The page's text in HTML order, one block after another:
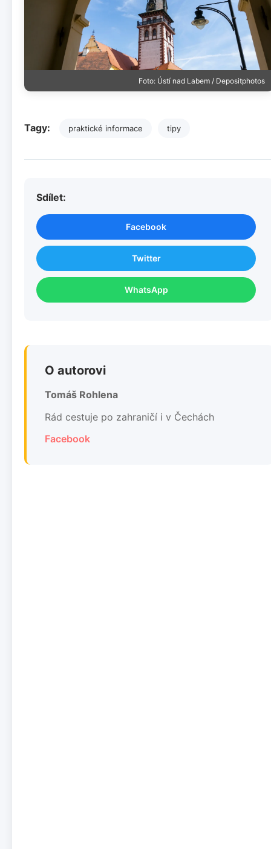
Foto: Ústí nad Labem / Depositphotos
Tagy: praktické informace tipy
Sdílet:
Facebook
Twitter
WhatsApp
O autorovi
Tomáš Rohlena
Rád cestuje po zahraničí i v Čechách
Facebook